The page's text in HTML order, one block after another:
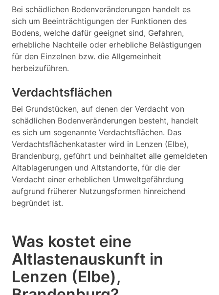
Bei schädlichen Bodenveränderungen handelt es
sich um Beeinträchtigungen der Funktionen des
Bodens, welche dafür geeignet sind, Gefahren,
erhebliche Nachteile oder erhebliche Belästigungen
für den Einzelnen bzw. die Allgemeinheit
herbeizuführen.
Verdachtsflächen
Bei Grundstücken, auf denen der Verdacht von
schädlichen Bodenveränderungen besteht, handelt
es sich um sogenannte Verdachtsflächen. Das
Verdachtsflächenkataster wird in Lenzen (Elbe),
Brandenburg, geführt und beinhaltet alle gemeldeten
Altablagerungen und Altstandorte, für die der
Verdacht einer erheblichen Umweltgefährdung
aufgrund früherer Nutzungsformen hinreichend
begründet ist.
Was kostet eine
Altlastenauskunft in
Lenzen (Elbe),